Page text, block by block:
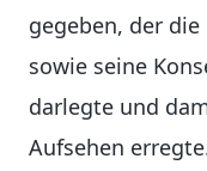
gegeben, der
sowie seine
darlegte und
Aufsehen